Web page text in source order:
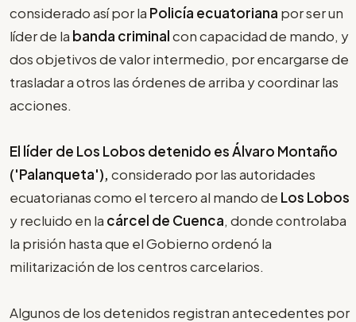
considerado así por la Policía ecuatoriana por ser un
líder de la banda criminalcon capacidad de mando, y
dos objetivos de valor intermedio, por encargarse de
trasladar a otros las órdenes de arriba y coordinar las
acciones.
El líder de Los Lobos detenido es Álvaro Montaño
('Palanqueta'), considerado por las autoridades
ecuatorianas como el tercero al mando de Los Lobos
y recluido en la cárcel de Cuenca, donde controlaba
la prisión hasta que el Gobierno ordenó la
militarización de los centros carcelarios.
Algunos de los detenidos registran antecedentes por